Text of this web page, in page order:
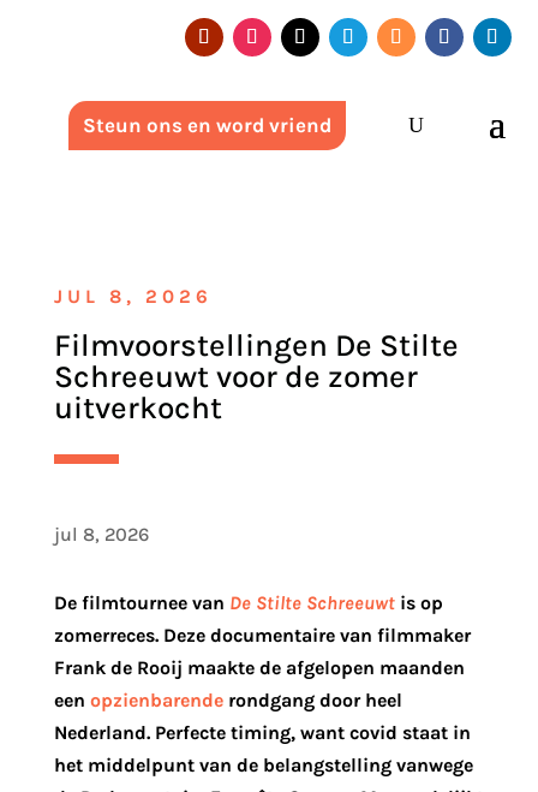
Steun ons en word vriend
JUL 8, 2026
Filmvoorstellingen De Stilte
Schreeuwt voor de zomer
uitverkocht
jul 8, 2026
De filmtournee van De Stilte Schreeuwtis op
zomerreces. Deze documentaire van filmmaker
Frank de Rooij maakte de afgelopen maanden
een opzienbarenderondgang door heel
Nederland. Perfecte timing, want covid staat in
het middelpunt van de belangstelling vanwege